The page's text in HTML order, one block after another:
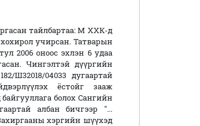
тайлбартаа: М ХХК-д
учирсан. Татварын
2006 оноос эхлэн 6 удаа
Чингэлтэй дүүргийн
Ш32018/04033 дугаартай
ёстойг зааж
болох Сангийн
албан бичгээр "...
хэргийн шүүхэд